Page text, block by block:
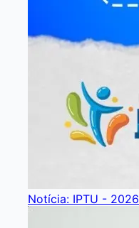
Notícia: IPTU - 2026